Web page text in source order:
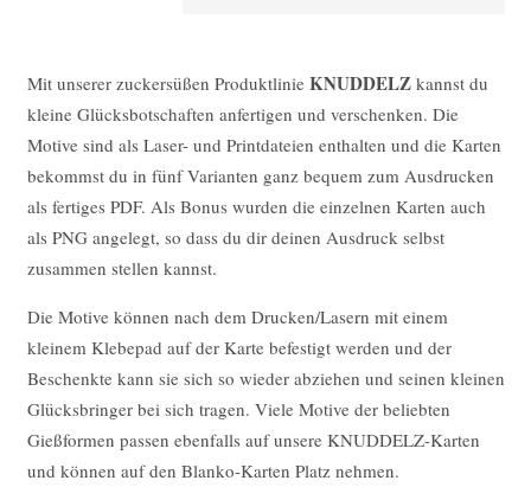
Mit unserer zuckersüßen Produktlinie KNUDDELZkannst du
kleine Glücksbotschaften anfertigen und verschenken. Die
Motive sind als Laser- und Printdateien enthalten und die Karten
bekommst du in fünf Varianten ganz bequem zum Ausdrucken
als fertiges PDF. Als Bonus wurden die einzelnen Karten auch
als PNG angelegt, so dass du dir deinen Ausdruck selbst
zusammen stellen kannst.
Die Motive können nach dem Drucken/Lasern mit einem
kleinem Klebepad auf der Karte befestigt werden und der
Beschenkte kann sie sich so wieder abziehen und seinen kleinen
Glücksbringer bei sich tragen. Viele Motive der beliebten
Gießformen passen ebenfalls auf unsere KNUDDELZ-Karten
und können auf den Blanko-Karten Platz nehmen.